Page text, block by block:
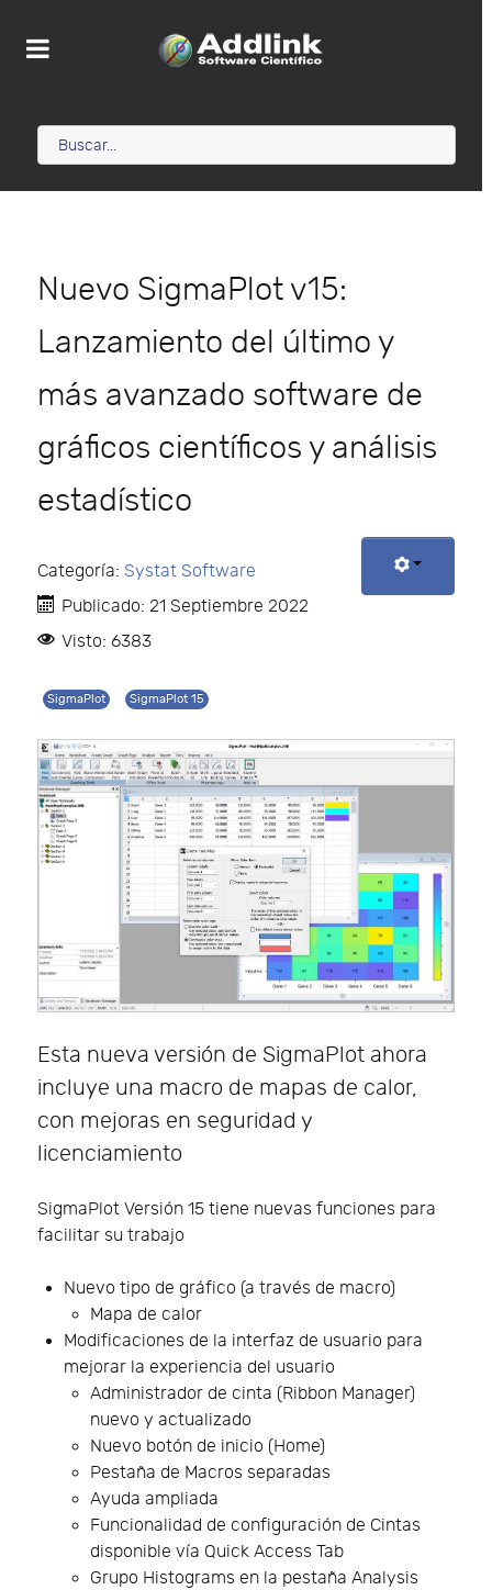
Nuevo SigmaPlot v15:
Lanzamiento del último y
más avanzado software de
gráficos científicos y análisis
estadístico
Categoría: Systat Software
Publicado: 21 Septiembre 2022
Visto: 6383
SigmaPlot SigmaPlot 15
Esta nueva versión de SigmaPlot ahora
incluye una macro de mapas de calor,
con mejoras en seguridad y
licenciamiento
SigmaPlot Versión 15 tiene nuevas funciones para
facilitar su trabajo
Nuevo tipo de gráfico (a través de macro)
Mapa de calor
Modificaciones de la interfaz de usuario para
mejorar la experiencia del usuario
Administrador de cinta (Ribbon Manager)
nuevo y actualizado
Nuevo botón de inicio (Home)
Pestaña de Macros separadas
Ayuda ampliada
Funcionalidad de configuración de Cintas
disponible vía Quick Access Tab
Grupo Histograms en la pestaña Analysis